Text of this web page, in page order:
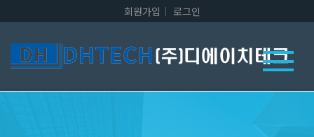
회원가입 로그인